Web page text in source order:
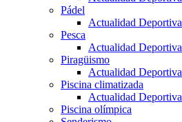
Pádel
Actualidad Deportiva
Pesca
Actualidad Deportiva
Piragüismo
Actualidad Deportiva
Piscina climatizada
Actualidad Deportiva
Piscina olímpica